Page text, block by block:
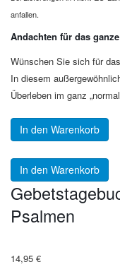
anfallen.
Andachten für das
Wünschen Sie sich für
In diesem
Überleben im ganz
In den Warenkorb
In den Warenkorb
Psalmen
14,95 €